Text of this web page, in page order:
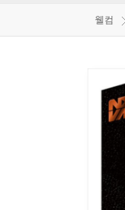
웰컴